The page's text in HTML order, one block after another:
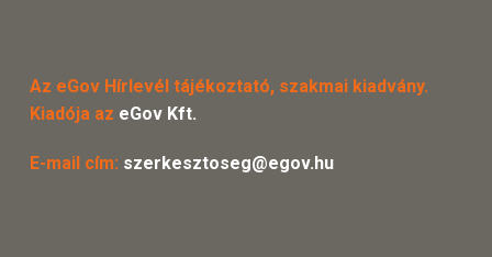
Az eGov Hírlevél tájékoztató, szakmai kiadvány.
Kiadója az eGov Kft.
E-mail cím: szerkesztoseg@egov.hu